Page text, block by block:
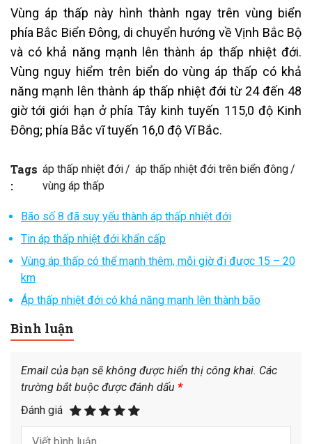
Vùng áp thấp này hình thành ngay trên vùng biển
phía Bắc Biển Đông, di chuyển hướng về Vịnh Bắc Bộ
và có khả năng mạnh lên thành áp thấp nhiệt đới.
Vùng nguy hiểm trên biển do vùng áp thấp có khả
năng mạnh lên thành áp thấp nhiệt đới từ 24 đến 48
giờ tới giới hạn ở phía Tây kinh tuyến 115,0 độ Kinh
Đông; phía Bắc vĩ tuyến 16,0 độ Vĩ Bắc.
Tags
:
áp thấp nhiệt đới
áp thấp nhiệt đới trên biển đông
vùng áp thấp
Bão số 8 đã suy yếu thành áp thấp nhiệt đới
Tin áp thấp nhiệt đới khẩn cấp
Vùng áp thấp có thể mạnh thêm, mỗi giờ đi được 15 – 20
km
Áp thấp nhiệt đới có khả năng mạnh lên thành bão
Bình luận
Email của bạn sẽ không được hiển thị công khai. Các
trường bắt buộc được đánh dấu *
Đánh giá